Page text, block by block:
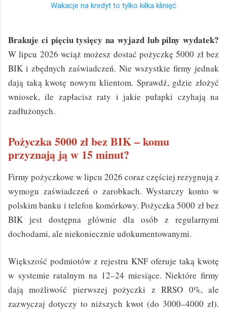
Wakacje na kredyt to tylko kilka klinięć
Brakuje ci pięciu tysięcy na wyjazd lub pilny wydatek?
W lipcu 2026 wciąż możesz dostać pożyczkę 5000 zł bez
BIK i zbędnych zaświadczeń. Nie wszystkie firmy jednak
dają taką kwotę nowym klientom. Sprawdź, gdzie złożyć
wniosek, ile zapłacisz raty i jakie pułapki czyhają na
zadłużonych.
Pożyczka 5000 zł bez BIK – komu
przyznają ją w 15 minut?
Firmy pożyczkowe w lipcu 2026 coraz częściej rezygnują z
wymogu zaświadczeń o zarobkach. Wystarczy konto w
polskim banku i telefon komórkowy. Pożyczka 5000 zł bez
BIK jest dostępna głównie dla osób z regularnymi
dochodami, ale niekoniecznie udokumentowanymi.
Większość podmiotów z rejestru KNF oferuje taką kwotę
w systemie ratalnym na 12–24 miesiące. Niektóre firmy
dają możliwość pierwszej pożyczki z RRSO 0%, ale
zazwyczaj dotyczy to niższych kwot (do 3000–4000 zł).